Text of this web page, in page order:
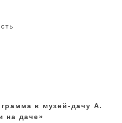
в музей-дачу А.
на даче»